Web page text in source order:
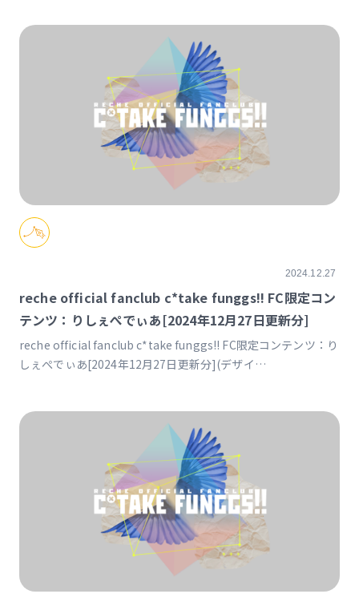
2024.12.27
reche official fanclub c*take funggs!! FC限定コン
テンツ：りしぇぺでぃあ[2024年12月27日更新分]
reche official fanclub c*take funggs!! FC限定コンテンツ：り
しぇぺでぃあ[2024年12月27日更新分](デザイ